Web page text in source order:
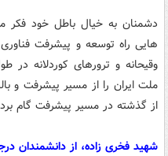
دشمنان به خیال باطل خود فکر
هایی راه توسعه و پیشرفت
وقیحانه و ترورهای کوردلانه در
ملت ایران را از مسیر پیشرفت و
از گذشته در مسیر پیشرفت گام
شهید فخری زاده، از دانشمندان